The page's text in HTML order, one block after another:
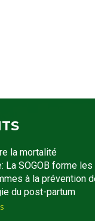
la mortalité
La SOGOB forme les
à la prévention
du post-partum